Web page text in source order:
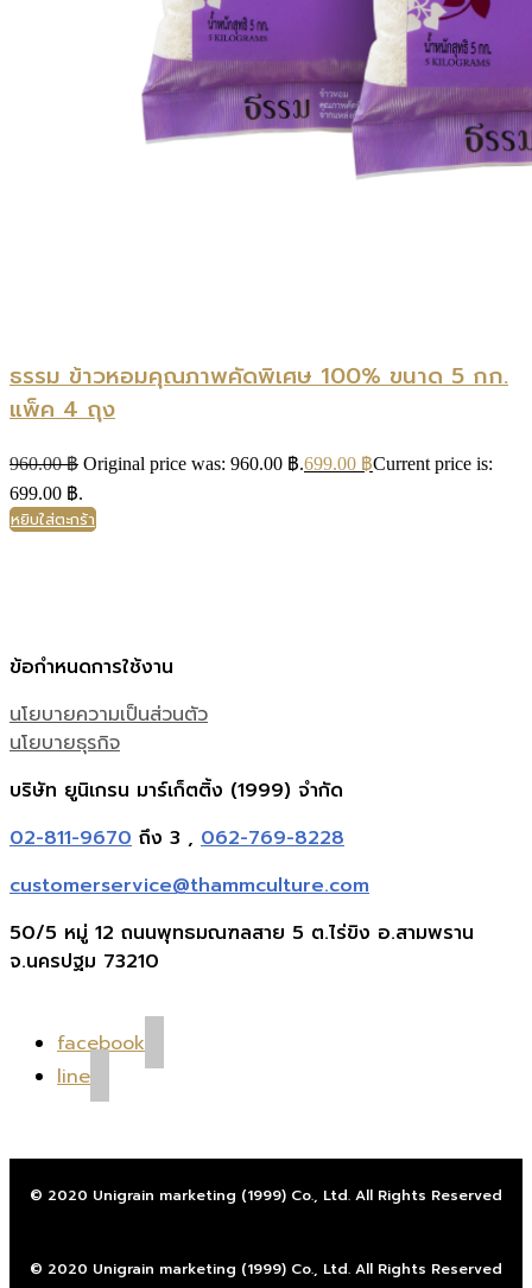
ธรรม ข้าวหอมคุณภาพคัดพิเศษ 100% ขนาด 5 กก.
แพ็ค 4 ถุง
960.00฿ Original price was: 960.00 ฿.699.00 ฿Current price is:
699.00 ฿.
หยิบใส่ตะกร้า
ข้อกำหนดการใช้งาน
นโยบายความเป็นส่วนตัว
นโยบายธุรกิจ
บริษัท ยูนิเกรน มาร์เก็ตติ้ง (1999) จำกัด
02-811-9670 ถึง 3 , 062-769-8228
customerservice@thammculture.com
50/5 หมู่ 12 ถนนพุทธมณฑลสาย 5 ต.ไร่ขิง อ.สามพราน
จ.นครปฐม 73210
facebook
line
© 2020 Unigrain marketing (1999) Co., Ltd. All Rights Reserved
© 2020 Unigrain marketing (1999) Co., Ltd. All Rights Reserved